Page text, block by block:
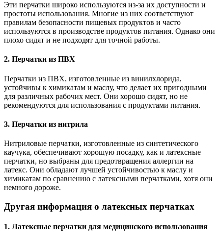
Эти перчатки широко используются из-за их доступности и
простоты использования. Многие из них соответствуют
правилам безопасности пищевых продуктов и часто
используются в производстве продуктов питания. Однако они
плохо сидят и не подходят для точной работы.
2. Перчатки из ПВХ
Перчатки из ПВХ, изготовленные из винилхлорида,
устойчивы к химикатам и маслу, что делает их пригодными
для различных рабочих мест. Они хорошо сидят, но не
рекомендуются для использования с продуктами питания.
3. Перчатки из нитрила
Нитриловые перчатки, изготовленные из синтетического
каучука, обеспечивают хорошую посадку, как и латексные
перчатки, но выбраны для предотвращения аллергии на
латекс. Они обладают лучшей устойчивостью к маслу и
химикатам по сравнению с латексными перчатками, хотя они
немного дороже.
Другая информация о латексных перчатках
1. Латексные перчатки для медицинского использования